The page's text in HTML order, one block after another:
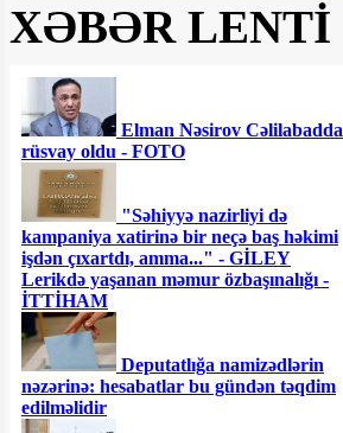
XƏBƏR LENTİ
Elman Nəsirov Cəlilabadda
rüsvay oldu - FOTO
"Səhiyyə nazirliyi də
kampaniya xatirinə bir neçə baş həkimi
işdən çıxartdı, amma..." - GİLEY
Lerikdə yaşanan məmur özbaşınalığı -
İTTİHAM
Deputatlığa namizədlərin
nəzərinə: hesabatlar bu gündən təqdim
edilməlidir